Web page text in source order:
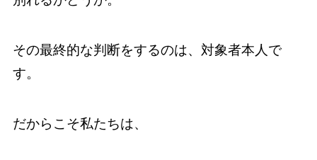
その最終的な判断をするのは、対象者本人で
す。
だからこそ私たちは、